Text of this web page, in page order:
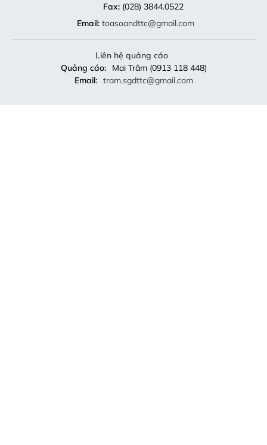
Fax:(028) 3844.0522
Email: toasoandttc@gmail.com
Liên hệ quảng cáo
Quảng cáo:
Mai Trâm (0913 118 448)
Email: tram.sgdttc@gmail.com